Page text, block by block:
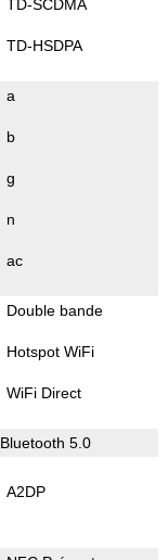
TD-SCDMA
TD-HSDPA
a
b
g
n
ac
Double bande
Hotspot WiFi
WiFi Direct
Bluetooth 5.0
A2DP